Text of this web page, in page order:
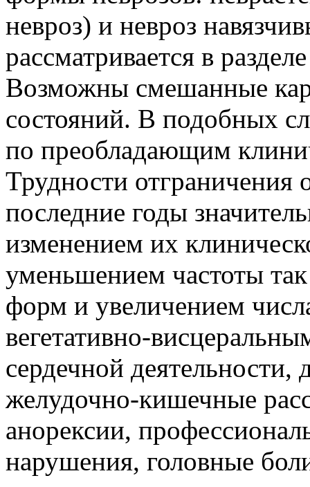
невроз) и невроз
рассматривается в
Возможны смешанные
состояний. В подобных
по преобладающим
Трудности отграничения
последние годы
изменением их
уменьшением частоты
форм и увеличением
вегетативно-
сердечной деятельности,
желудочно-кишечные
анорексии,
нарушения, головные